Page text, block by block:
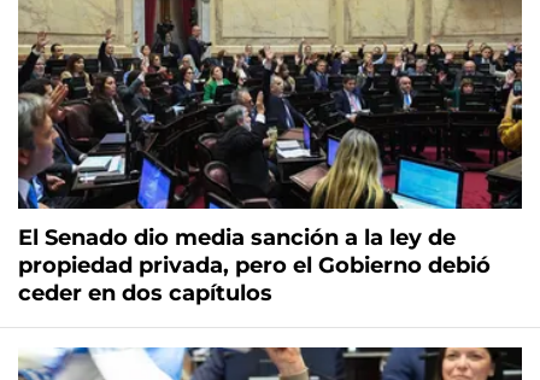
El Senado dio media sanción a la ley de
propiedad privada, pero el Gobierno debió
ceder en dos capítulos